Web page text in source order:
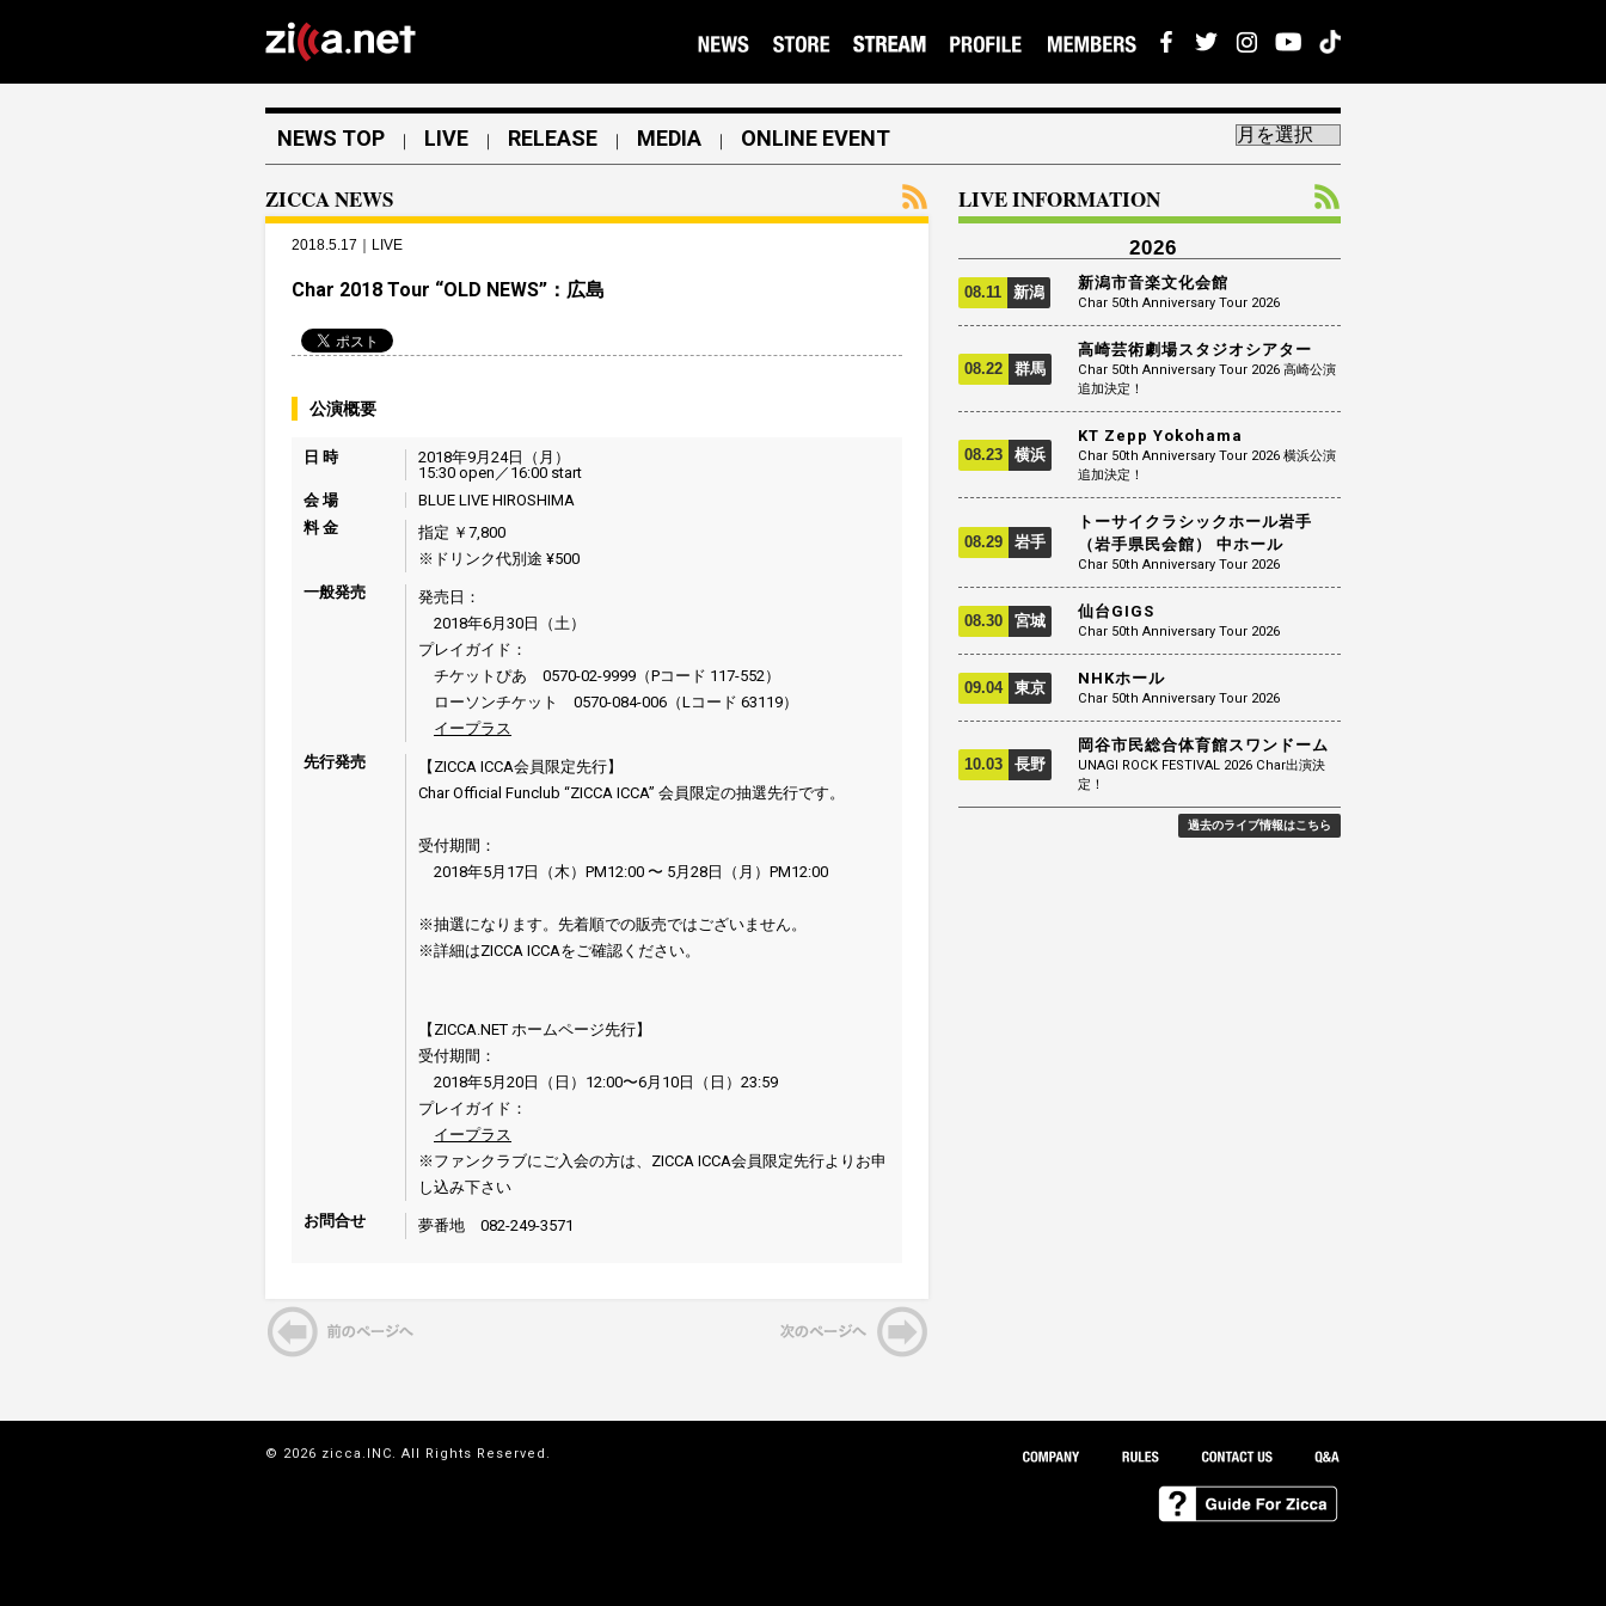
NEWS TOP ｜ LIVE ｜ RELEASE ｜ MEDIA ｜ ONLINE EVENT
ZICCA NEWS
2018.5.17｜LIVE
Char 2018 Tour “OLD NEWS”：広島
公演概要
日 時
2018年9月24日（月）
15:30 open／16:00 start
会 場
BLUE LIVE HIROSHIMA
料 金
指定 ￥7,800
※ドリンク代別途 ¥500
一般発売
発売日：
2018年6月30日（土）
プレイガイド：
チケットぴあ 0570-02-9999（Pコード 117-552）
ローソンチケット 0570-084-006（Lコード 63119）
イープラス
先行発売
【ZICCA ICCA会員限定先行】
Char Official Funclub “ZICCA ICCA” 会員限定の抽選先行です。
受付期間：
2018年5月17日（木）PM12:00 〜 5月28日（月）PM12:00
※抽選になります。先着順での販売ではございません。
※詳細はZICCA ICCAをご確認ください。
【ZICCA.NET ホームページ先行】
受付期間：
2018年5月20日（日）12:00〜6月10日（日）23:59
プレイガイド：
イープラス
※ファンクラブにご入会の方は、ZICCA ICCA会員限定先行よりお申
し込み下さい
お問合せ
夢番地 082-249-3571
LIVE INFORMATION
2026
08.11 新潟 新潟市音楽文化会館
Char 50th Anniversary Tour 2026
08.22 群馬
高崎芸術劇場スタジオシアター
Char 50th Anniversary Tour 2026 高崎公演
追加決定！
08.23 横浜
KT Zepp Yokohama
Char 50th Anniversary Tour 2026 横浜公演
追加決定！
08.29 岩手
トーサイクラシックホール岩手
（岩手県民会館） 中ホール
Char 50th Anniversary Tour 2026
08.30 宮城 仙台GIGS
Char 50th Anniversary Tour 2026
09.04 東京 NHKホール
Char 50th Anniversary Tour 2026
10.03 長野
岡谷市民総合体育館スワンドーム
UNAGI ROCK FESTIVAL 2026 Char出演決
定！
過去のライブ情報はこちら
© 2026 zicca.INC. All Rights Reserved.